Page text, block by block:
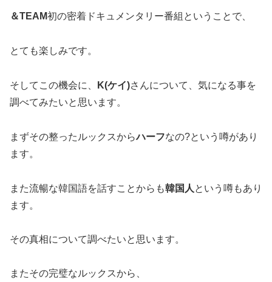
＆TEAM初の密着ドキュメンタリー番組ということで、
とても楽しみです。
そしてこの機会に、 K(ケイ)さんについて、気になる事を
調べてみたいと思います。
まずその整ったルックスからハーフなの?という噂があり
ます。
また流暢な韓国語を話すことからも韓国人 という噂もあり
ます。
その真相について調べたいと思います。
またその完璧なルックスから、